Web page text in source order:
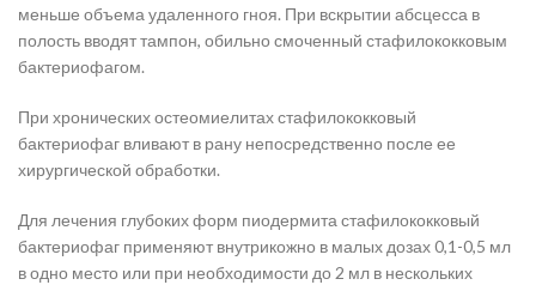
меньше объема удаленного гноя. При вскрытии абсцесса в
полость вводят тампон, обильно смоченный стафилококковым
бактериофагом.
При хронических остеомиелитах стафилококковый
бактериофаг вливают в рану непосредственно после ее
хирургической обработки.
Для лечения глубоких форм пиодермита стафилококковый
бактериофаг применяют внутрикожно в малых дозах 0,1-0,5 мл
в одно место или при необходимости до 2 мл в нескольких